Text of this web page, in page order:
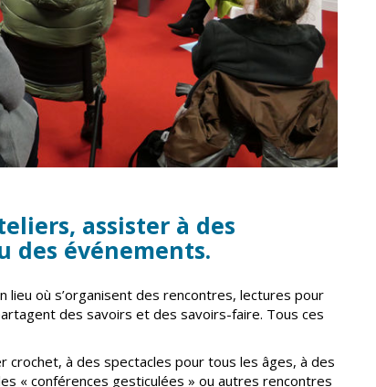
assister à des
des événements.
lieu où s’organisent des rencontres, lectures pour
des savoirs et des savoirs-faire. Tous ces
crochet, à des spectacles pour tous les âges, à des
« conférences gesticulées » ou autres rencontres